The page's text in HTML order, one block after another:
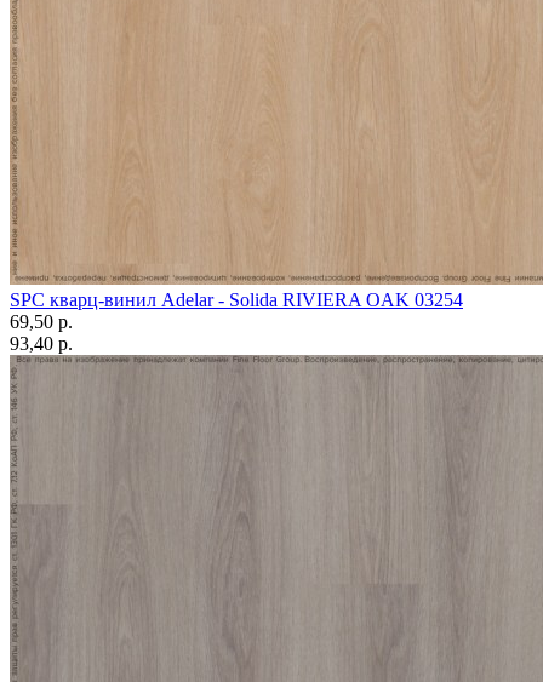
SPC кварц-винил Adelar - Solida RIVIERA OAK 03254
69,50 p.
93,40 p.